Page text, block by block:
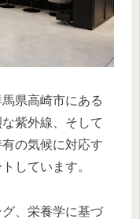
県高崎市にある
紫外線、そして
の気候に対応す
しています。
、栄養学に基づ